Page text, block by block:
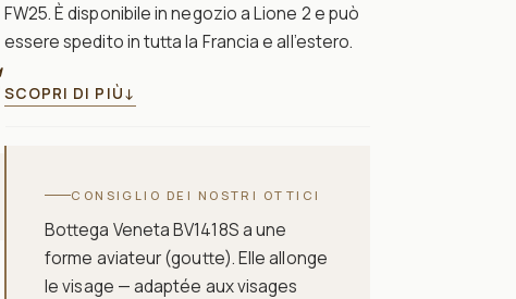
FW25. È disponibile in negozio a Lione 2 e può
essere spedito in tutta la Francia e all’estero.
SCOPRI DI PIÙ↓
CONSIGLIO DEI NOSTRI OTTICI
Bottega Veneta BV1418S a une
forme aviateur (goutte). Elle allonge
le visage — adaptée aux visages